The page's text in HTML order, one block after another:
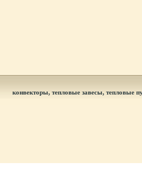
конвекторы, тепловые завесы, тепловые